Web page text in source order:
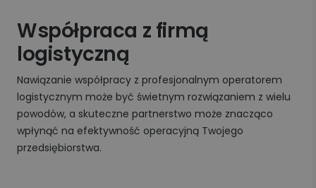
Współpraca z firmą
logistyczną
Nawiązanie współpracy z profesjonalnym operatorem
logistycznym może być świetnym rozwiązaniem z wielu
powodów, a skuteczne partnerstwo może znacząco
wpłynąć na efektywność operacyjną Twojego
przedsiębiorstwa.